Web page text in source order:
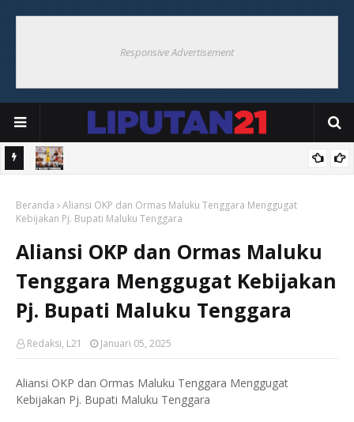
Responsive Advertisement
Bencana di Ohoiel
Beranda
Aliansi OKP dan Ormas Maluku Tenggara Menggugat
Kebijakan Pj. Bupati Maluku Tenggara
Aliansi OKP dan Ormas Maluku
Tenggara Menggugat Kebijakan
Pj. Bupati Maluku Tenggara
Redaksi, L21 Januari 05, 2025
Aliansi OKP dan Ormas Maluku Tenggara Menggugat
Kebijakan Pj. Bupati Maluku Tenggara